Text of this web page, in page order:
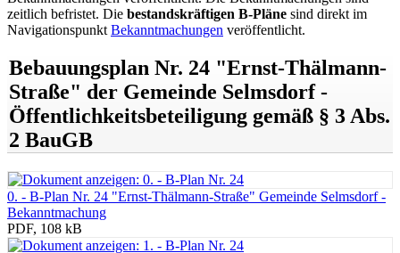
zeitlich befristet. Die bestandskräftigen B-Pläne sind direkt im
Navigationspunkt Bekanntmachungen veröffentlicht.
Bebauungsplan Nr. 24 "Ernst-Thälmann-
Straße" der Gemeinde Selmsdorf -
Öffentlichkeitsbeteiligung gemäß § 3 Abs.
2 BauGB
0. - B-Plan Nr. 24 "Ernst-Thälmann-Straße" Gemeinde Selmsdorf -
Bekanntmachung
PDF, 108 kB